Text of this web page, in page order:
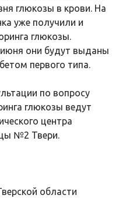
глюкозы в крови. На
уже получили и
глюкозы.
июня они будут выданы
первого типа.
по вопросу
глюкозы ведут
центра
№2 Твери.
области